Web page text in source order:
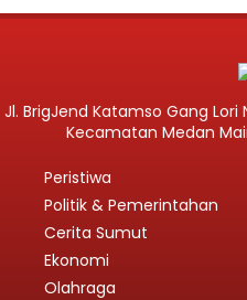
Jl. BrigJend Katamso Gang Lori
Kecamatan Medan
Peristiwa
Politik & Pemerintahan
Cerita Sumut
Ekonomi
Olahraga